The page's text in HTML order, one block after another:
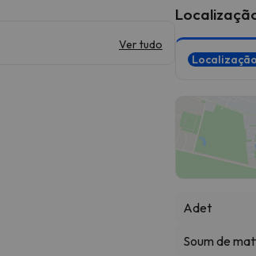
Ver tudo
Adet
Soum de